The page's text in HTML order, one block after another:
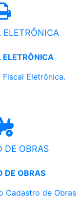
ELETRÔNICA
ELETRÔNICA
Eletrônica.
DE OBRAS
DE OBRAS
Cadastro de Obras